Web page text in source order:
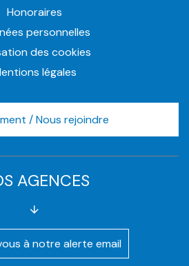
Honoraires
personnelles
des cookies
légales
/ Nous rejoindre
AGENCES
à notre alerte email